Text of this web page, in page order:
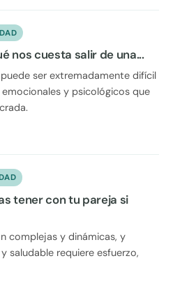
nos cuesta salir de una...
ser extremadamente difícil
y psicológicos que
tener con tu pareja si
complejas y dinámicas, y
saludable requiere esfuerzo,